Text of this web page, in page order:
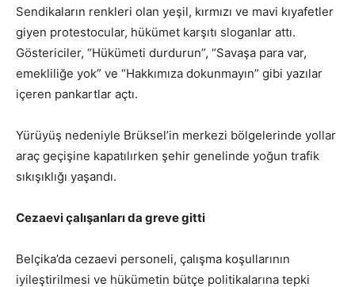
Sendikaların renkleri olan yeşil, kırmızı ve mavi kıyafetler
giyen protestocular, hükümet karşıtı sloganlar attı.
Göstericiler, “Hükümeti durdurun”, “Savaşa para var,
emekliliğe yok” ve “Hakkımıza dokunmayın” gibi yazılar
içeren pankartlar açtı.
Yürüyüş nedeniyle Brüksel’in merkezi bölgelerinde yollar
araç geçişine kapatılırken şehir genelinde yoğun trafik
sıkışıklığı yaşandı.
Cezaevi çalışanları da greve gitti
Belçika’da cezaevi personeli, çalışma koşullarının
iyileştirilmesi ve hükümetin bütçe politikalarına tepki